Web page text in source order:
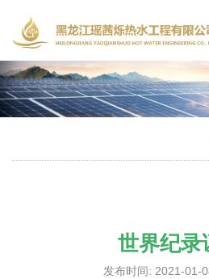
世界纪录
发布时间: 2021-01-